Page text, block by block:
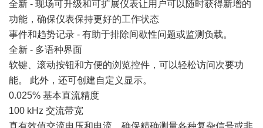
全新 - 现场可升级和可扩展仪表让用户可以随时获得新增的
功能，确保仪表保持更好的工作状态
事件和趋势记录 - 有助于排除间歇性问题或监测负载。
全新 - 多语种界面
软键、滚动按钮和方便的浏览控件，可以轻松访问次要功
能。 此外，还可创建自定义显示。
0.025% 基本直流精度
100 kHz 交流带宽
真有效值交流电压和电流，确保精确测量各种复杂信号或非